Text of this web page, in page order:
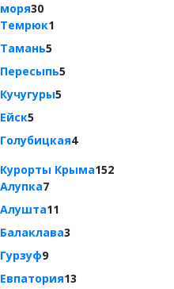
моря30
Темрюк1
Тамань5
Пересыпь5
Кучугуры5
Ейск5
Голубицкая4
Курорты Крыма152
Алупка7
Алушта11
Балаклава3
Гурзуф9
Евпатория13